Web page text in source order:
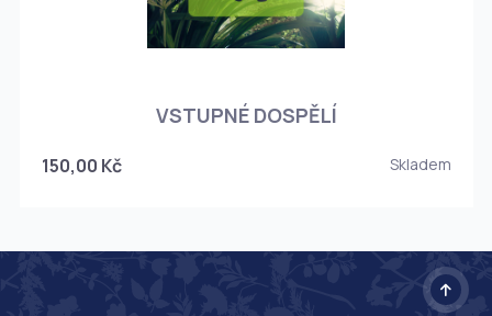
VSTUPNÉ DOSPĚLÍ
150,00 Kč Skladem